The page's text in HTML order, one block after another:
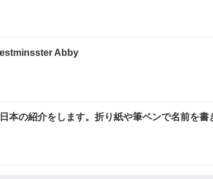
Abby
本の紹介をします。折り紙や筆ペンで名前を書